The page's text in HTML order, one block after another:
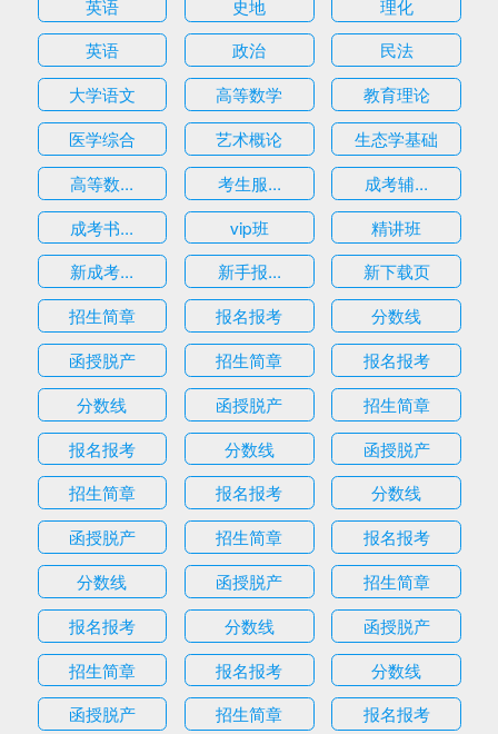
英语
史地
理化
英语
政治
民法
大学语文
高等数学
教育理论
医学综合
艺术概论
生态学基础
高等数...
考生服...
成考辅...
成考书...
vip班
精讲班
新成考...
新手报...
新下载页
招生简章
报名报考
分数线
函授脱产
招生简章
报名报考
分数线
函授脱产
招生简章
报名报考
分数线
函授脱产
招生简章
报名报考
分数线
函授脱产
招生简章
报名报考
分数线
函授脱产
招生简章
报名报考
分数线
函授脱产
招生简章
报名报考
分数线
函授脱产
招生简章
报名报考